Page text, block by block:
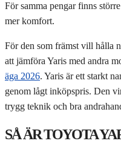
För samma pengar finns
mer komfort.
För den som främst vill hålla
att jämföra Yaris med andra
äga 2026. Yaris är ett starkt
genom lågt inköpspris. Den
trygg teknik och bra
SÅ ÄR TOYOTA